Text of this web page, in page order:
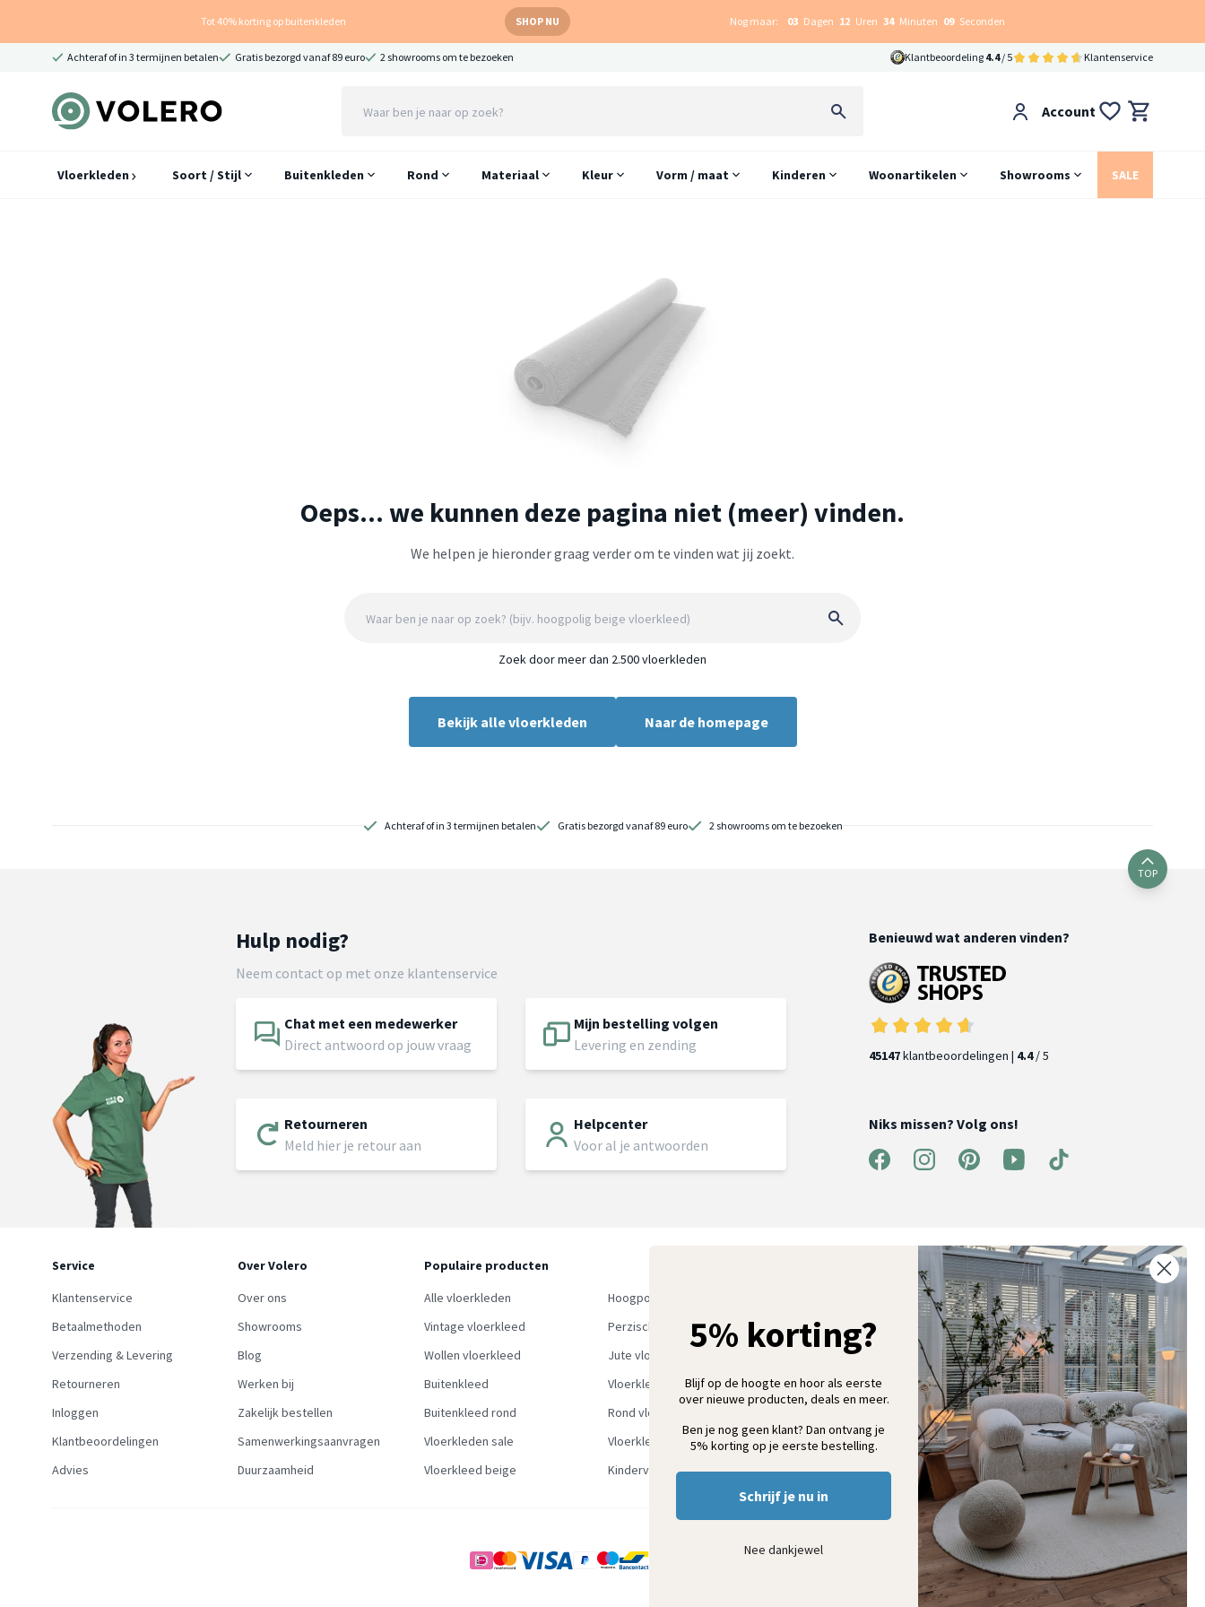
Tot 40% korting op buitenkleden SHOP NU Nog maar: 03 Dagen 12 Uren 34 Minuten 09 Seconden
Achteraf of in 3 termijnen betalen Gratis bezorgd vanaf 89 euro 2 showrooms om te bezoeken Klantbeoordeling 4.4/ 5 Klantenservice
Account
Vloerkleden Soort / Stijl Buitenkleden Rond Materiaal Kleur Vorm / maat Kinderen Woonartikelen Showrooms SALE
Oeps... we kunnen deze pagina niet (meer) vinden.
We helpen je hieronder graag verder om te vinden wat jij zoekt.
Zoek door meer dan 2.500 vloerkleden
Bekijk alle vloerkleden Naar de homepage
Achteraf of in 3 termijnen betalen Gratis bezorgd vanaf 89 euro 2 showrooms om te bezoeken
TOP
Hulp nodig?
Neem contact op met onze klantenservice
Chat met een medewerker
Direct antwoord op jouw vraag
Mijn bestelling volgen
Levering en zending
Retourneren
Meld hier je retour aan
Helpcenter
Voor al je antwoorden
Benieuwd wat anderen vinden?
45147klantbeoordelingen | 4.4/ 5
Niks missen? Volg ons!
Service
Klantenservice
Betaalmethoden
Verzending & Levering
Retourneren
Inloggen
Klantbeoordelingen
Advies
Over Volero
Over ons
Showrooms
Blog
Werken bij
Zakelijk bestellen
Samenwerkingsaanvragen
Duurzaamheid
Populaire producten
Alle vloerkleden
Hoogpolig vloerkleed
Vintage vloerkleed
Perzisch tapijt
Wollen vloerkleed
Jute vloerkleed
Buitenkleed
Vloerkleed groen
Buitenkleed rond
Rond vloerkleed
Vloerkleden sale
Vloerkleden outlet
Vloerkleed beige
Kindervloerkleden
Ontvang 5% korting op je eerste bestelling
Schrijf je in voor onze nieuwsbrief en ontvang als eerste nieuwe
wooninspiratie, collecties en aanbiedingen
Aanmelden
5% korting?
Blijf op de hoogte en hoor als eerste
over nieuwe producten, deals en meer.
Ben je nog geen klant? Dan ontvang je
5% korting op je eerste bestelling.
Schrijf je nu in
Nee dankjewel